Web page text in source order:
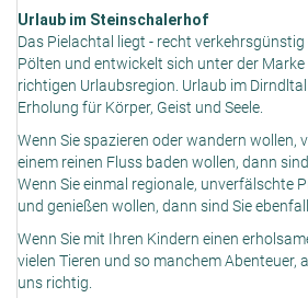
Urlaub im Steinschalerhof
Das Pielachtal liegt - recht verkehrsgünstig
Pölten und entwickelt sich unter der
richtigen Urlaubsregion. Urlaub im
Erholung für Körper, Geist und Seele.
Wenn Sie spazieren oder wandern wollen,
einem reinen Fluss baden wollen, dann
Wenn Sie einmal regionale, unverfälschte
und genießen wollen, dann sind Sie
Wenn Sie mit Ihren Kindern einen
vielen Tieren und so manchem Abenteuer,
uns richtig.